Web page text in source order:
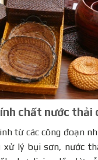
chất nước thải
từ các công đoạn
lý bụi sơn, nước